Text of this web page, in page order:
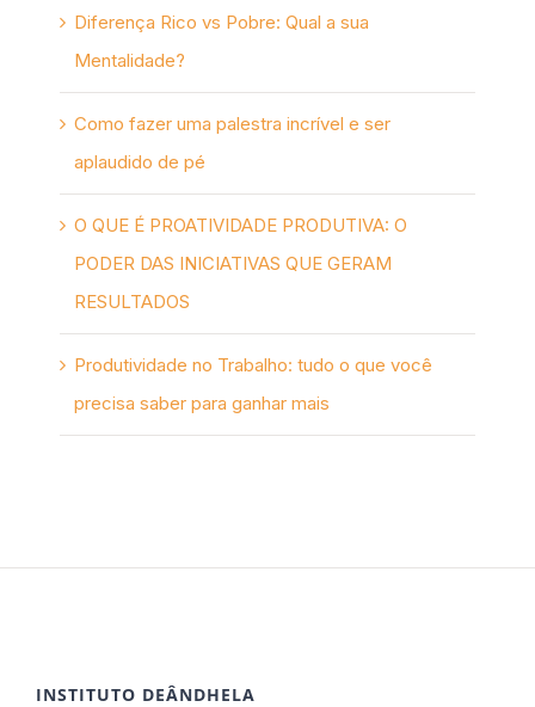
Diferença Rico vs Pobre: Qual a sua
Mentalidade?
Como fazer uma palestra incrível e ser
aplaudido de pé
O QUE É PROATIVIDADE PRODUTIVA: O
PODER DAS INICIATIVAS QUE GERAM
RESULTADOS
Produtividade no Trabalho: tudo o que você
precisa saber para ganhar mais
INSTITUTO DEÂNDHELA